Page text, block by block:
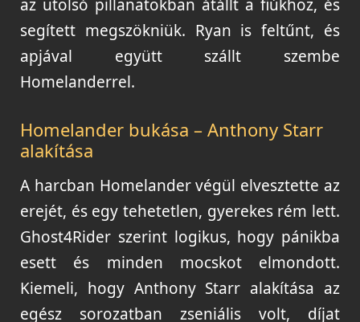
az utolsó pillanatokban átállt a fiúkhoz, és
segített megszökniük. Ryan is feltűnt, és
apjával együtt szállt szembe
Homelanderrel.
Homelander bukása – Anthony Starr
alakítása
A harcban Homelander végül elvesztette az
erejét, és egy tehetetlen, gyerekes rém lett.
Ghost4Rider szerint logikus, hogy pánikba
esett és minden mocskot elmondott.
Kiemeli, hogy Anthony Starr alakítása az
egész sorozatban zseniális volt, díjat